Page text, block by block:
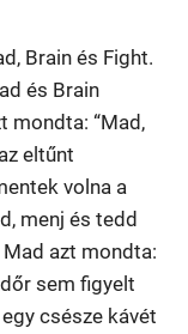
Brain és Fight.
és Brain
mondta: “Mad,
eltűnt
volna a
menj és tedd
azt mondta:
sem figyelt
csésze kávét